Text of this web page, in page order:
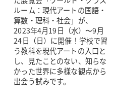
ルーム：現代アートの国語・
算数・理科・社会」が、
2023年4月19日（水）〜9月
24日（日）に開催！学校で習
う教科を現代アートの入口と
し、見たことのない、知らな
かった世界に多様な観点から
出会う試みです。